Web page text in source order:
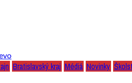
Bratislavský kraj Médiá Novinky